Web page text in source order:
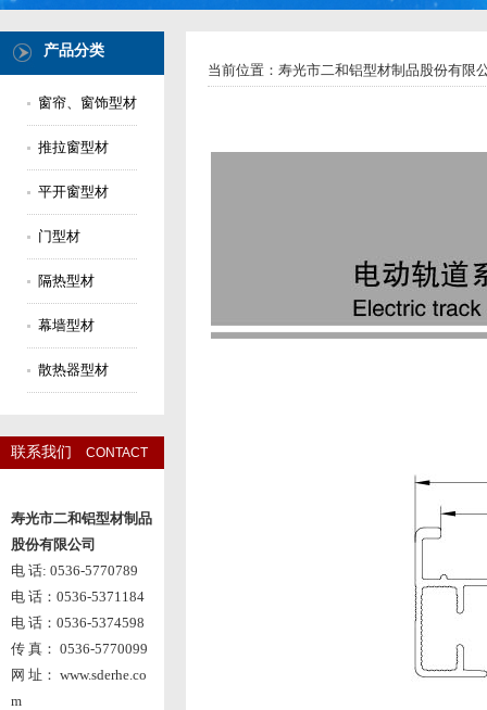
产品分类
窗帘、窗饰型材
推拉窗型材
平开窗型材
门型材
隔热型材
幕墙型材
散热器型材
联系我们 CONTACT
寿光市二和铝型材制品
股份有限公司
电 话: 0536-5770789
电 话：0536-5371184
电 话：0536-5374598
传 真： 0536-5770099
网 址： www.sderhe.co
m
当前位置： 寿光市二和铝型材制品股份有限